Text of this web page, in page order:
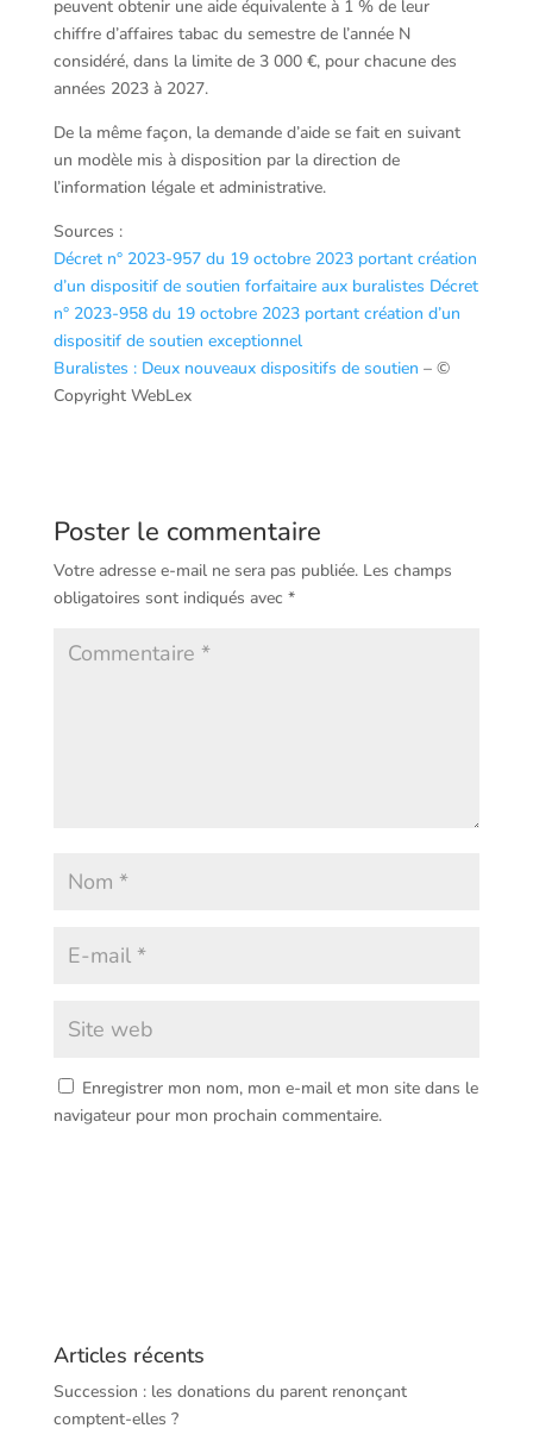
peuvent obtenir une aide équivalente à 1 % de leur
chiffre d’affaires tabac du semestre de l’année N
considéré, dans la limite de 3 000 €, pour chacune des
années 2023 à 2027.
De la même façon, la demande d’aide se fait en suivant
un modèle mis à disposition par la direction de
l’information légale et administrative.
Sources :
Décret n° 2023-957 du 19 octobre 2023 portant création
d’un dispositif de soutien forfaitaire aux buralistes Décret
n° 2023-958 du 19 octobre 2023 portant création d’un
dispositif de soutien exceptionnel
Buralistes : Deux nouveaux dispositifs de soutien – ©
Copyright WebLex
Poster le commentaire
Votre adresse e-mail ne sera pas publiée. Les champs
obligatoires sont indiqués avec *
Enregistrer mon nom, mon e-mail et mon site dans le
navigateur pour mon prochain commentaire.
Articles récents
Succession : les donations du parent renonçant
comptent-elles ?